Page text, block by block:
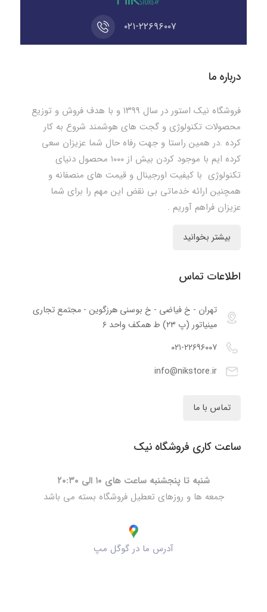
۰۲۱-۲۲۶۹۶۰۰۷
درباره ما
فروشگاه نیک استور در سال ۱۳۹۹ و با هدف فروش و توزیع
محصولات تکنولوژی و گجت های هوشمند شروع به کار
کرده .در همین راستا و جهت رفاه حال شما عزیزان سعی
کرده ایم با موجود کردن بیش از ۱۰۰۰ محصول دنیای
تکنولوژی با کیفیت اورجینال و قیمت های منصفانه و
همچنین ارائه خدماتی بی نقض این مهم را برای شما
عزیزان فراهم آوریم .
بیشتر بخوانید
اطلاعات تماس
تهران - خ فیاضی - خ بوسنی هرزگوین - مجتمع تجاری
مینیاتور (پ ۲۳) ط همکف واحد ۶
۰۲۱-۲۲۶۹۶۰۰۷
info@nikstore.ir
تماس با ما
ساعت کاری فروشگاه نیک
شنبه تا پنجشنبه ساعت های ۱۰ الی ۲۰:۳۰
جمعه ها و روزهای تعطیل فروشگاه بسته می باشد
آدرس ما در گوگل مپ